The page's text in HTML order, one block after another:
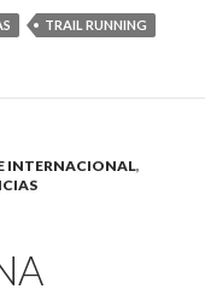
TRAIL RUNNING
INTERNACIONAL,